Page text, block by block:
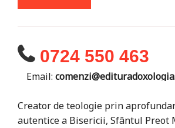
0724 550 463
Email:
Creator de teologie prin
autentice a Bisericii, Sfântul